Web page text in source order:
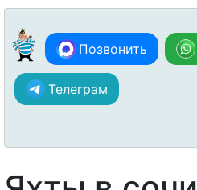
Позвонить
Телеграм